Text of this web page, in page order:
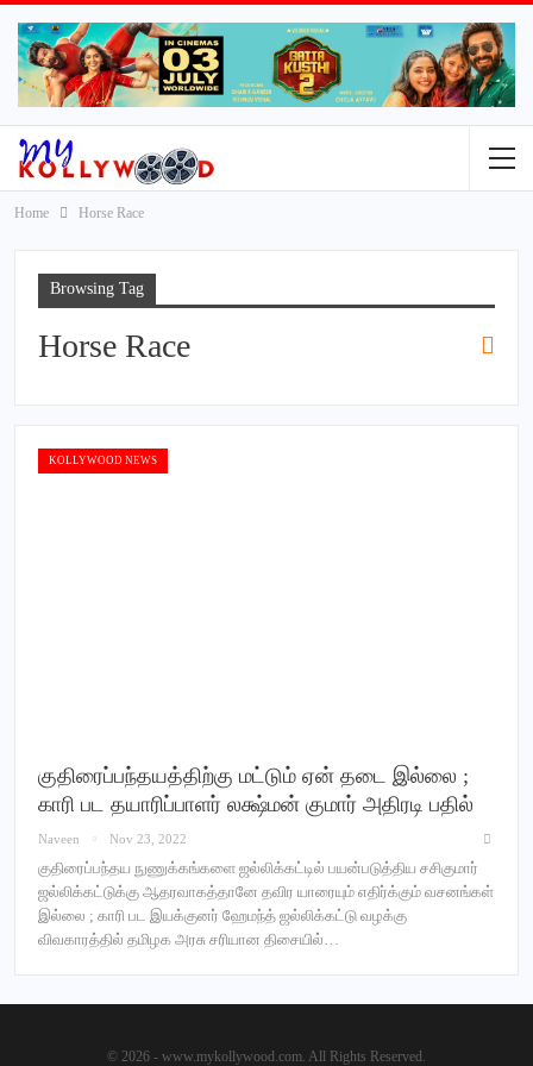
Home Horse Race
Browsing Tag
Horse Race
KOLLYWOOD NEWS
குதிரைப்பந்தயத்திற்கு மட்டும் ஏன் தடை இல்லை ;
காரி பட தயாரிப்பாளர் லக்ஷ்மன் குமார் அதிரடி பதில்
Naveen Nov 23, 2022
குதிரைப்பந்தய நுணுக்கங்களை ஜல்லிக்கட்டில் பயன்படுத்திய சசிகுமார்
ஜல்லிக்கட்டுக்கு ஆதரவாகத்தானே தவிர யாரையும் எதிர்க்கும் வசனங்கள்
இல்லை ; காரி பட இயக்குனர் ஹேமந்த் ஜல்லிக்கட்டு வழக்கு
விவகாரத்தில் தமிழக அரசு சரியான திசையில்…
© 2026 - www.mykollywood.com. All Rights Reserved.